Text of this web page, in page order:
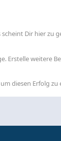
Dir hier zu
Erstelle weitere
diesen Erfolg zu